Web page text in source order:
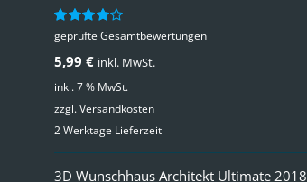
Bewertet
von 5
geprüfte Gesamtbewertungen
5,99 € inkl. MwSt.
inkl. 7 % MwSt.
zzgl.Versandkosten
2 Werktage Lieferzeit
3D Wunschhaus Architekt Ultimate 2018